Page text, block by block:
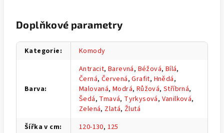
Doplňkové parametry
Kategorie: Komody
Barva:
Antracit,Barevná, Béžová, Bílá,
Černá, Červená,Grafit, Hnědá,
Malovaná,Modrá, Růžová,Stříbrná,
Šedá, Tmavá, Tyrkysová, Vanilková,
Zelená, Zlatá, Žlutá
Šířka v cm: 120-130, 125